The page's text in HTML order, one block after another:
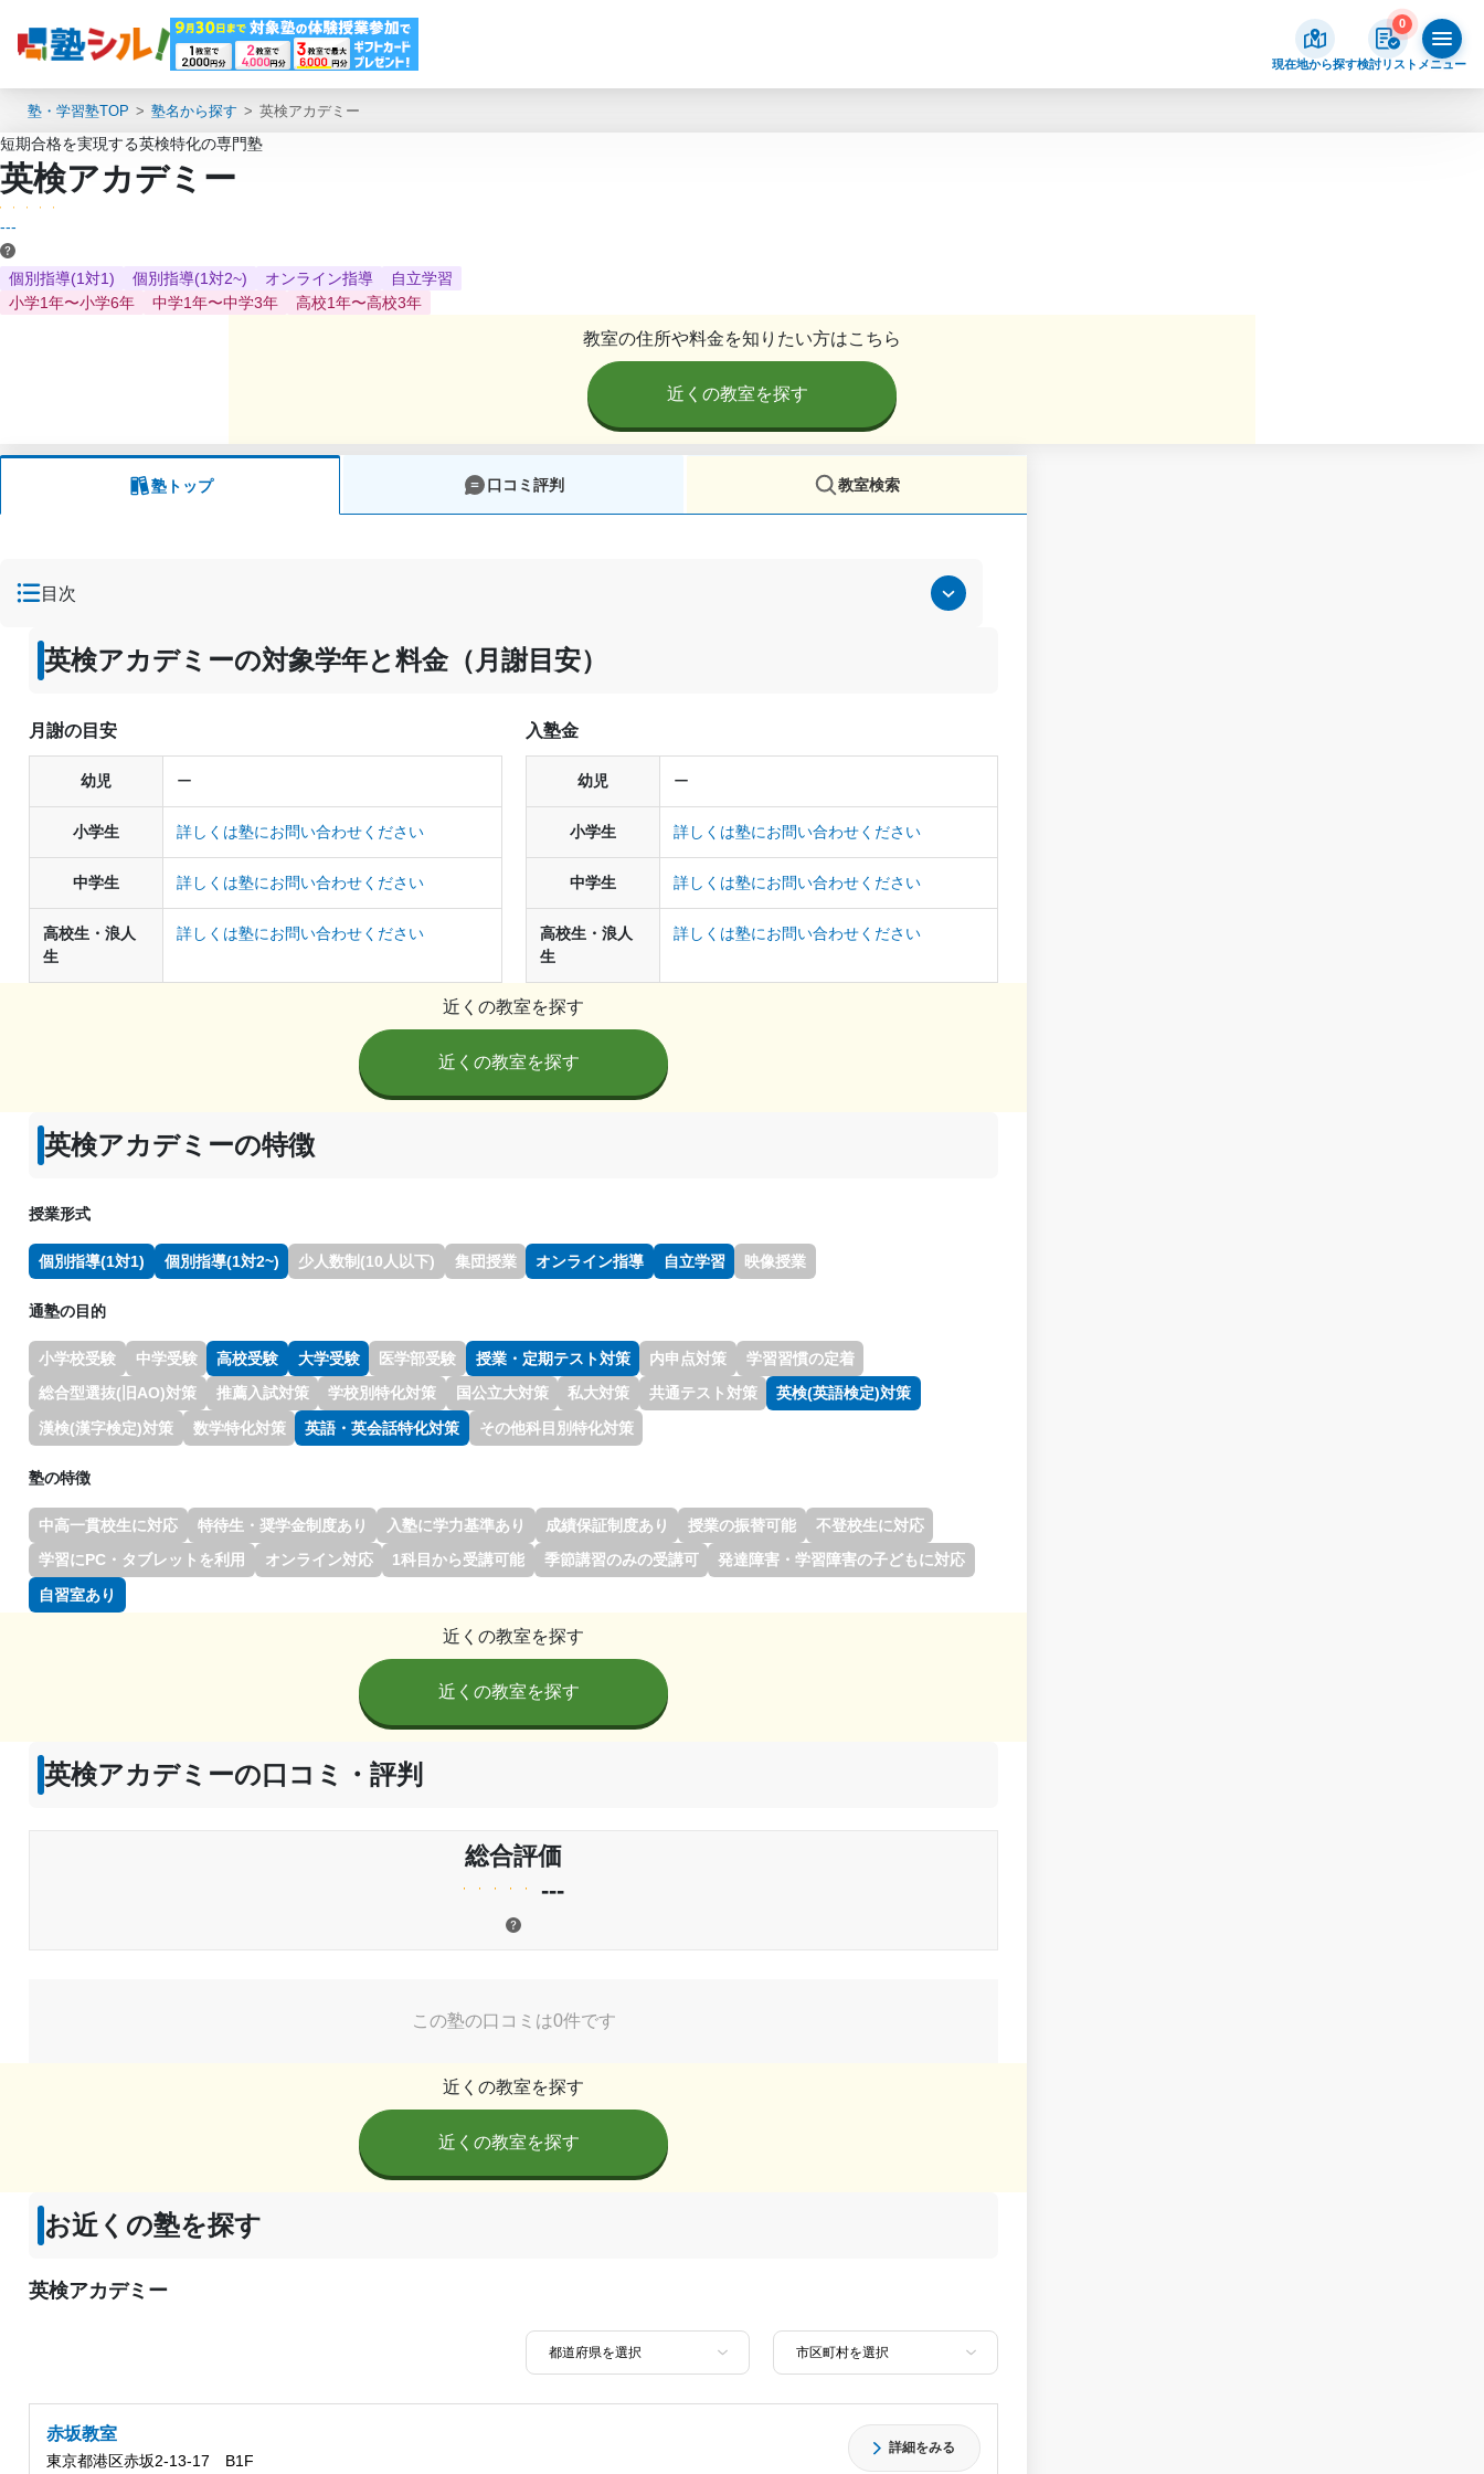
現在地から探す
0
検討リスト メニュー
塾・学習塾TOP 塾名から探す 英検アカデミー
短期合格を実現する英検特化の専門塾
英検アカデミー
---
個別指導(1対1) 個別指導(1対2~) オンライン指導
自立学習
小学1年〜小学6年
中学1年〜中学3年 高校1年〜高校3年
教室の住所や料金を知りたい方はこちら
近くの教室を探す
塾トップ 口コミ評判 教室検索
目次
英検アカデミーの対象学年と料金（月謝目安）
月謝の目安
幼児 ー
小学生 詳しくは塾にお問い合わせください
中学生 詳しくは塾にお問い合わせください
高校生・浪人
生
詳しくは塾にお問い合わせください
入塾金
幼児 ー
小学生 詳しくは塾にお問い合わせください
中学生 詳しくは塾にお問い合わせください
高校生・浪人
生
詳しくは塾にお問い合わせください
近くの教室を探す
近くの教室を探す
英検アカデミーの特徴
授業形式
個別指導(1対1) 個別指導(1対2~) 少人数制(10人以下) 集団授業 オンライン指導 自立学習 映像授業
通塾の目的
小学校受験 中学受験 高校受験 大学受験 医学部受験 授業・定期テスト対策 内申点対策
学習習慣の定着
総合型選抜(旧AO)対策
推薦入試対策 学校別特化対策 国公立大対策 私大対策 共通テスト対策
英検(英語検定)対策
漢検(漢字検定)対策
数学特化対策 英語・英会話特化対策 その他科目別特化対策
塾の特徴
中高一貫校生に対応 特待生・奨学金制度あり 入塾に学力基準あり 成績保証制度あり 授業の振替可能
不登校生に対応
学習にPC・タブレットを利用
オンライン対応 1科目から受講可能 季節講習のみの受講可
発達障害・学習障害の子どもに対応
自習室あり
近くの教室を探す
近くの教室を探す
英検アカデミーの口コミ・評判
総合評価
---
この塾の口コミは0件です
近くの教室を探す
近くの教室を探す
お近くの塾を探す
英検アカデミー
赤坂教室
東京都港区赤坂2-13-17 B1F
詳細をみる